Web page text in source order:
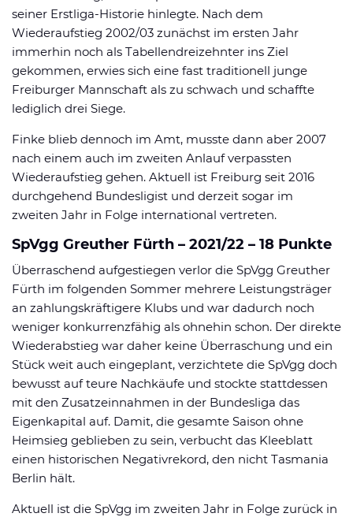
seiner Erstliga-Historie hinlegte. Nach dem
Wiederaufstieg 2002/03 zunächst im ersten Jahr
immerhin noch als Tabellendreizehnter ins Ziel
gekommen, erwies sich eine fast traditionell junge
Freiburger Mannschaft als zu schwach und schaffte
lediglich drei Siege.
Finke blieb dennoch im Amt, musste dann aber 2007
nach einem auch im zweiten Anlauf verpassten
Wiederaufstieg gehen. Aktuell ist Freiburg seit 2016
durchgehend Bundesligist und derzeit sogar im
zweiten Jahr in Folge international vertreten.
SpVgg Greuther Fürth – 2021/22 – 18 Punkte
Überraschend aufgestiegen verlor die SpVgg Greuther
Fürth im folgenden Sommer mehrere Leistungsträger
an zahlungskräftigere Klubs und war dadurch noch
weniger konkurrenzfähig als ohnehin schon. Der direkte
Wiederabstieg war daher keine Überraschung und ein
Stück weit auch eingeplant, verzichtete die SpVgg doch
bewusst auf teure Nachkäufe und stockte stattdessen
mit den Zusatzeinnahmen in der Bundesliga das
Eigenkapital auf. Damit, die gesamte Saison ohne
Heimsieg geblieben zu sein, verbucht das Kleeblatt
einen historischen Negativrekord, den nicht Tasmania
Berlin hält.
Aktuell ist die SpVgg im zweiten Jahr in Folge zurück in